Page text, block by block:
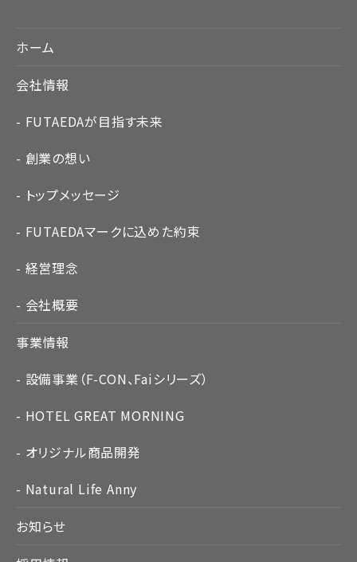
ホーム
会社情報
FUTAEDAが目指す未来
創業の想い
トップメッセージ
FUTAEDAマークに込めた約束
経営理念
会社概要
事業情報
設備事業（F-CON、Faiシリーズ）
HOTEL GREAT MORNING
オリジナル商品開発
Natural Life Anny
お知らせ